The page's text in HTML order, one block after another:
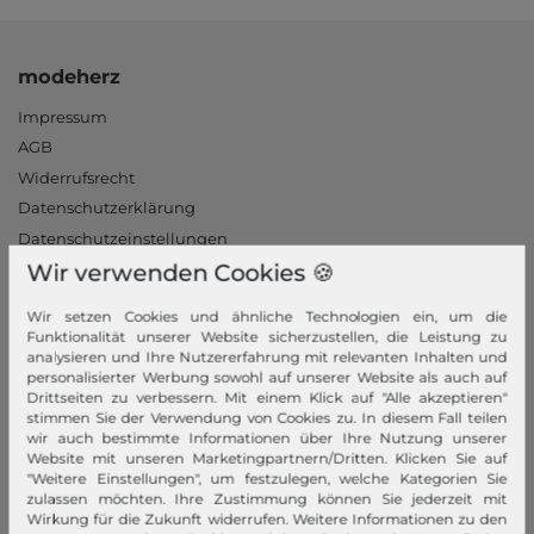
modeherz
Impressum
AGB
Widerrufsrecht
Datenschutzerklärung
Datenschutzeinstellungen
Barrierefreiheitserklärung
Unsere Stores
Mein Konto
Login
Neukunde?
Informationen
Wir verwenden Cookies 🍪
Wir setzen Cookies und ähnliche Technologien ein, um die
Funktionalität unserer Website sicherzustellen, die Leistung zu
analysieren und Ihre Nutzererfahrung mit relevanten Inhalten und
personalisierter Werbung sowohl auf unserer Website als auch auf
Drittseiten zu verbessern. Mit einem Klick auf "Alle akzeptieren"
stimmen Sie der Verwendung von Cookies zu. In diesem Fall teilen
wir auch bestimmte Informationen über Ihre Nutzung unserer
Website mit unseren Marketingpartnern/Dritten. Klicken Sie auf
"Weitere Einstellungen", um festzulegen, welche Kategorien Sie
zulassen möchten. Ihre Zustimmung können Sie jederzeit mit
Wirkung für die Zukunft widerrufen. Weitere Informationen zu den